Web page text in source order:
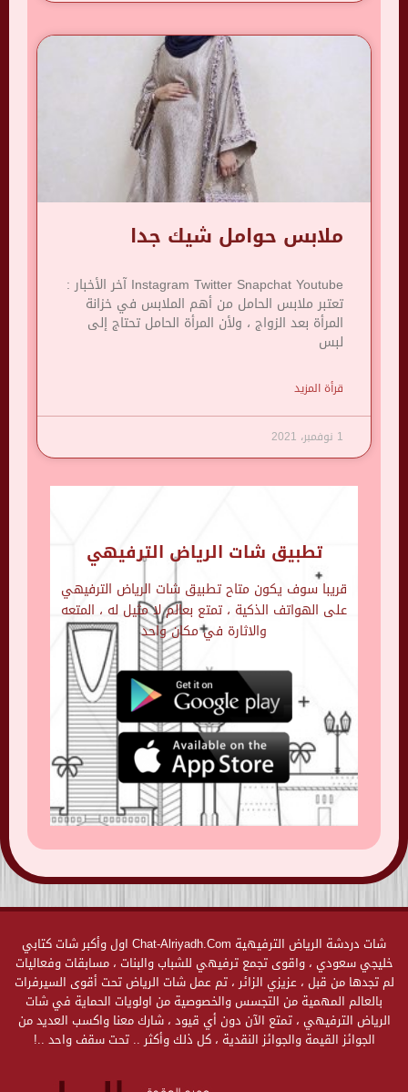
ملابس حوامل شيك جدا
Instagram Twitter Snapchat Youtube آخر الأخبار :
تعتبر ملابس الحامل من أهم الملابس في خزانة
المرأة بعد الزواج ، ولأن المرأة الحامل تحتاج إلى
لبس
قرأة المزيد
1 نوفمبر، 2021
تطبيق شات الرياض الترفيهي
قريبا سوف يكون متاح تطبيق شات الرياض الترفيهي
على الهواتف الذكية ، تمتع بعالم لا مثيل له ، المتعه
والاثارة في مكان واحد
شات دردشة الرياض الترفيهية Chat-Alriyadh.Com اول وأكبر شات كتابي
خليجي سعودي ، واقوى تجمع ترفيهي للشباب والبنات ، مسابقات وفعاليات
لم تجدها من قبل ، عزيزي الزائر ، تم عمل شات الرياض تحت أقوى السيرفرات
بالعالم المهمية من التجسس والخصوصية من اولويات الحماية في شات
الرياض الترفيهي ، تمتع الآن دون أي قيود ، شارك معنا واكسب العديد من
الجوائز القيمة والجوائز النقدية ، كل ذلك وأكثر .. تحت سقف واحد ..!